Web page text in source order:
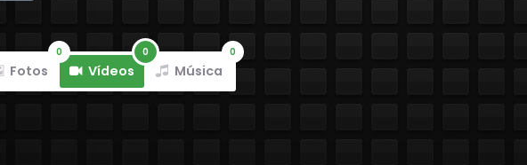
Fotos
0
Vídeos
0
Música
0